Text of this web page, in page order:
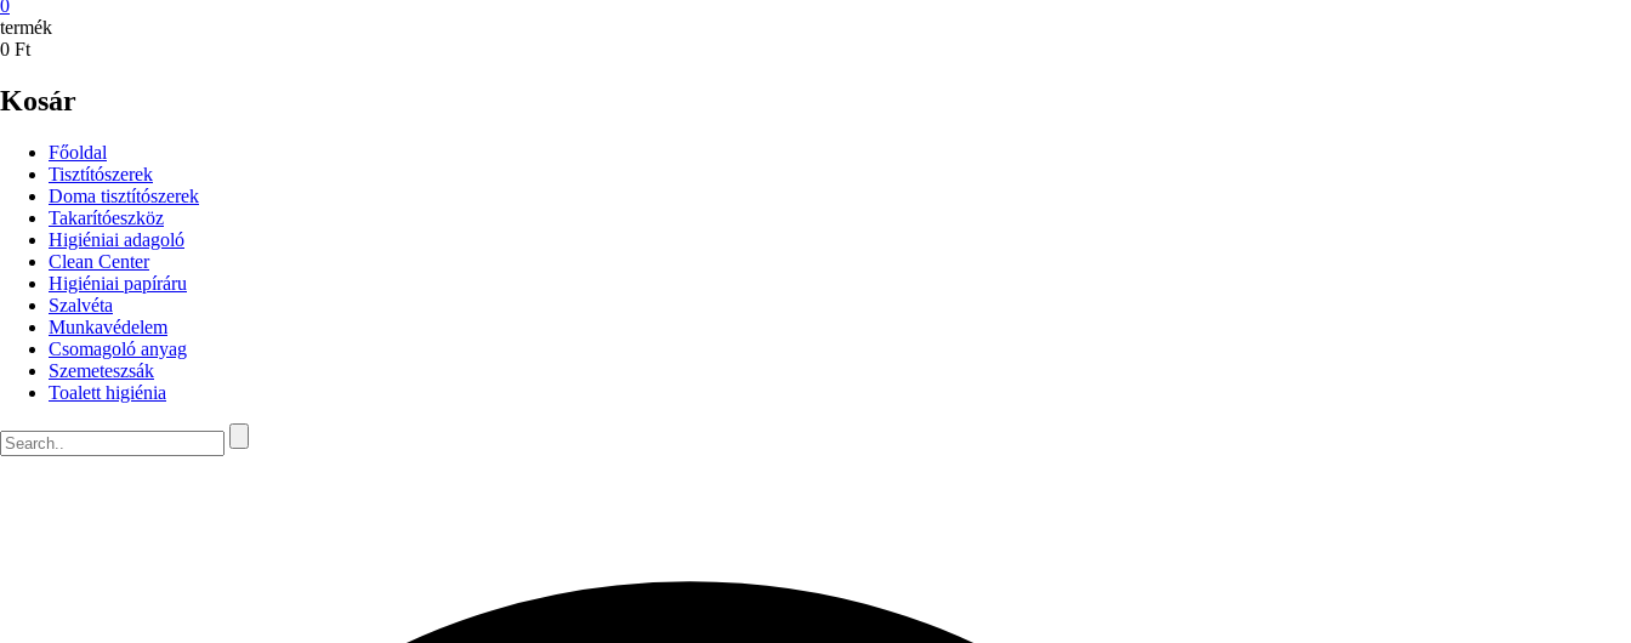
0
termék
0 Ft
Kosár
Főoldal
Tisztítószerek
Doma tisztítószerek
Takarítóeszköz
Higiéniai adagoló
Clean Center
Higiéniai papíráru
Szalvéta
Munkavédelem
Csomagoló anyag
Szemeteszsák
Toalett higiénia